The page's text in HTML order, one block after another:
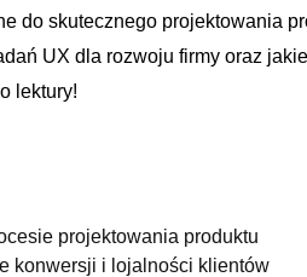
do skutecznego projektowania
UX dla rozwoju⁣ firmy‌ oraz
lektury!
projektowania produktu
konwersji i lojalności klientów